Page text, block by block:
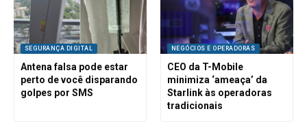
SEGURANÇA DIGITAL
Antena falsa pode estar
perto de você disparando
golpes por SMS
NEGÓCIOS E OPERADORAS
CEO da T-Mobile
minimiza ‘ameaça’ da
Starlink às operadoras
tradicionais